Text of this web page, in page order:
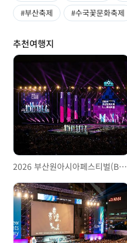
#부산축제
#수국꽃문화축제
추천여행지
2026 부산원아시아페스티벌(BOF) with NOL